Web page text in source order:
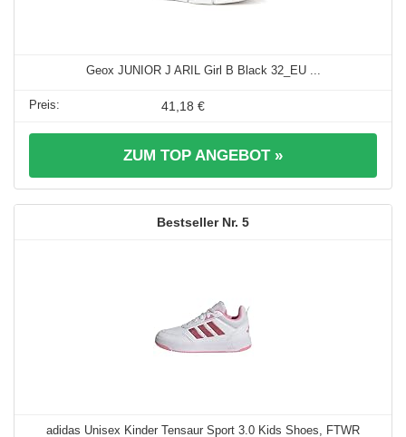
Geox JUNIOR J ARIL Girl B Black 32_EU ...
41,18 €
ZUM TOP ANGEBOT »
5
adidas Unisex Kinder Tensaur Sport 3.0 Kids Shoes, FTWR